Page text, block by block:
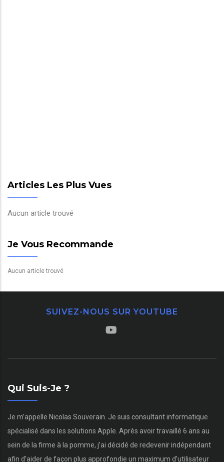
Articles Les Plus Vues
Aucun article trouvé
Je Vous Recommande
Aucun article trouvé
SUIVEZ-NOUS SUR YOUTUBE
Qui Suis-Je ?
Je m’appelle Nicolas Souverain. Je suis consultant informatique
spécialisé dans les solutions Apple. Après avoir travaillé 6 ans au
sein de la firme à la pomme, j’ai décidé de redevenir indépendant
afin d’aider de façon plus approfondie un maximum d’utilisateur